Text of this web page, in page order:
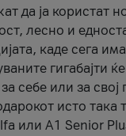
да ја користат
лесно и
каде сега
гигабајти
себе или за свој
исто така
или A1 Senior